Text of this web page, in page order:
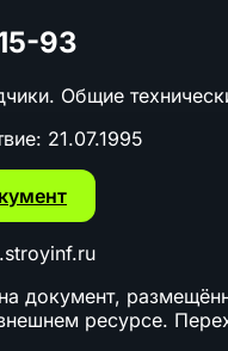
93
Общие
21.07.1995
документ,
ресурсе.